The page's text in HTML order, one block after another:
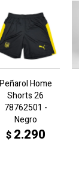
Peñarol Home
Shorts 26
78762501 -
Negro
$ 2.290